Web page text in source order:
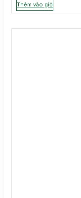
Thêm vào giỏ